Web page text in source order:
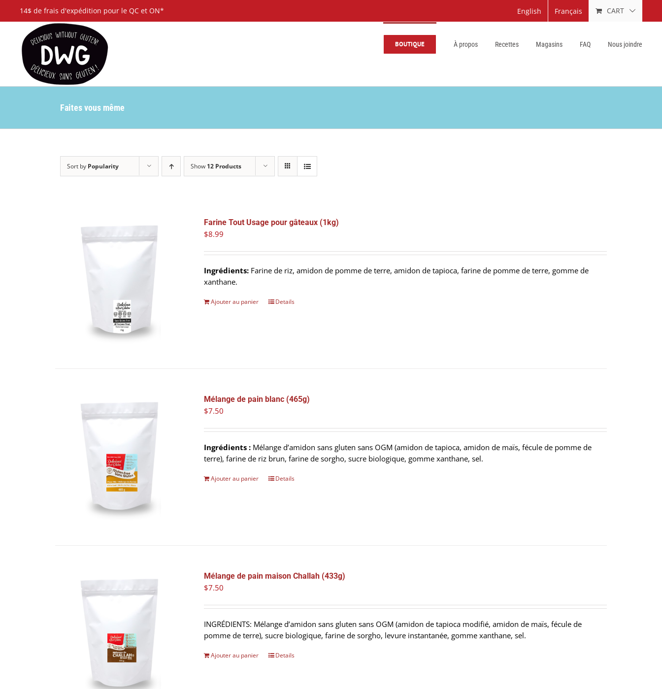
14$ de frais d'expédition pour le QC et ON* English Français CART
BOUTIQUE À propos Recettes Magasins FAQ Nous joindre
Faites vous même
Sort by Popularity Show 12 Products
Farine Tout Usage pour gâteaux (1kg)
$8.99
Ingrédients: Farine de riz, amidon de pomme de terre, amidon de tapioca, farine de pomme de terre, gomme de
xanthane.
Ajouter au panier Details
Mélange de pain blanc (465g)
$7.50
Ingrédients : Mélange d’amidon sans gluten sans OGM (amidon de tapioca, amidon de maïs, fécule de pomme de
terre), farine de riz brun, farine de sorgho, sucre biologique, gomme xanthane, sel.
Ajouter au panier Details
Mélange de pain maison Challah (433g)
$7.50
INGRÉDIENTS: Mélange d’amidon sans gluten sans OGM (amidon de tapioca modifié, amidon de maïs, fécule de
pomme de terre), sucre biologique, farine de sorgho, levure instantanée, gomme xanthane, sel.
Ajouter au panier Details